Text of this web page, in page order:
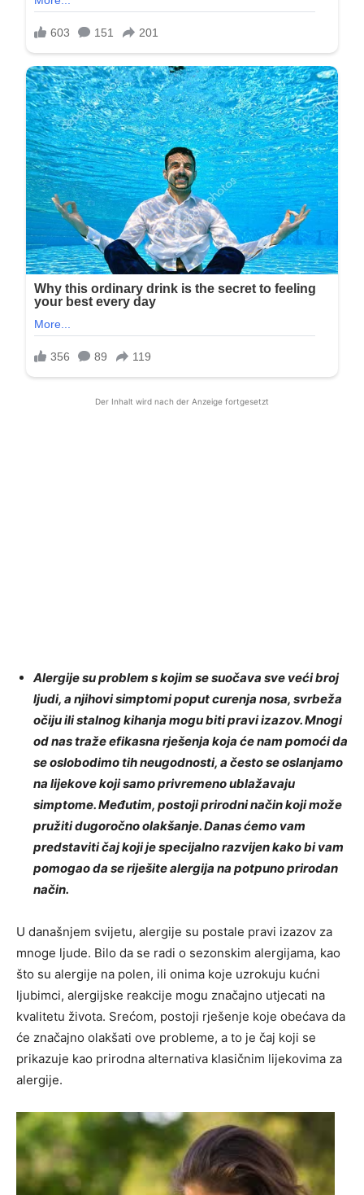
Der Inhalt wird nach der Anzeige fortgesetzt
Alergije su problem s kojim se suočava sve veći broj
ljudi, a njihovi simptomi poput curenja nosa, svrbeža
očiju ili stalnog kihanja mogu biti pravi izazov. Mnogi
od nas traže efikasna rješenja koja će nam pomoći da
se oslobodimo tih neugodnosti, a često se oslanjamo
na lijekove koji samo privremeno ublažavaju
simptome. Međutim, postoji prirodni način koji može
pružiti dugoročno olakšanje. Danas ćemo vam
predstaviti čaj koji je specijalno razvijen kako bi vam
pomogao da se riješite alergija na potpuno prirodan
način.
U današnjem svijetu, alergije su postale pravi izazov za
mnoge ljude. Bilo da se radi o sezonskim alergijama, kao
što su alergije na polen, ili onima koje uzrokuju kućni
ljubimci, alergijske reakcije mogu značajno utjecati na
kvalitetu života. Srećom, postoji rješenje koje obećava da
će značajno olakšati ove probleme, a to je čaj koji se
prikazuje kao prirodna alternativa klasičnim lijekovima za
alergije.